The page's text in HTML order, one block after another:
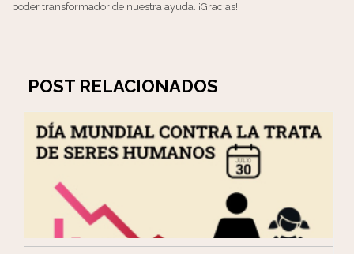
poder transformador de nuestra ayuda. ¡Gracias!
POST RELACIONADOS